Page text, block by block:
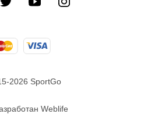
2026 SportGo
Weblife